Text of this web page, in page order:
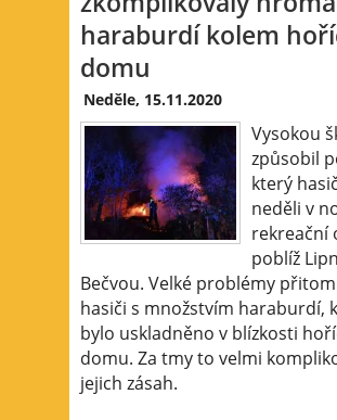
haraburdí kolem
domu
Neděle, 15.11.2020
Vysokou
způsobil
který
neděli v
rekreační
poblíž
Bečvou. Velké problémy
hasiči s množstvím haraburdí,
bylo uskladněno v blízkosti
domu. Za tmy to velmi
jejich zásah.